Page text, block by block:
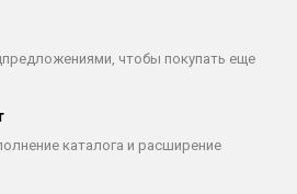
чтобы покупать еще
каталога и расширение